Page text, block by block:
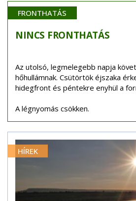
FRONTHATÁS
NINCS FRONTHATÁS
Az utolsó, legmelegebb napja
hőhullámnak. Csütörtök éjszaka
hidegfront és péntekre enyhül a
A légnyomás csökken.
HÍREK